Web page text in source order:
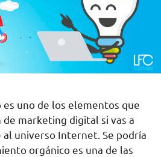
es uno de los elementos que
marketing digital si vas a
al universo Internet. Se podría
orgánico es una de las